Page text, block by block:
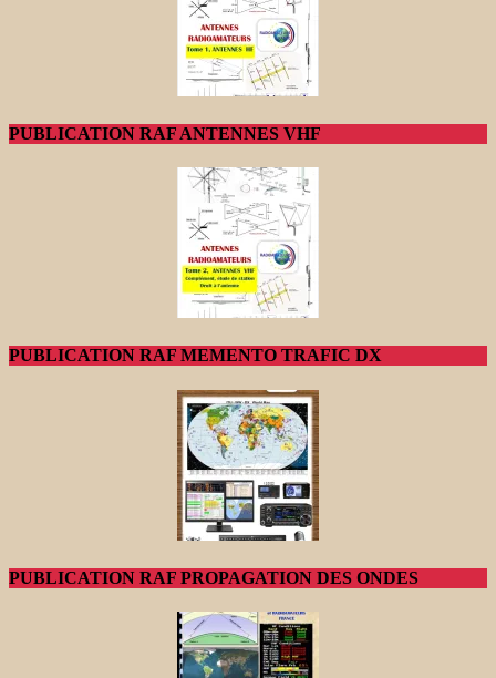
PUBLICATION RAF ANTENNES VHF
PUBLICATION RAF MEMENTO TRAFIC DX
PUBLICATION RAF PROPAGATION DES ONDES